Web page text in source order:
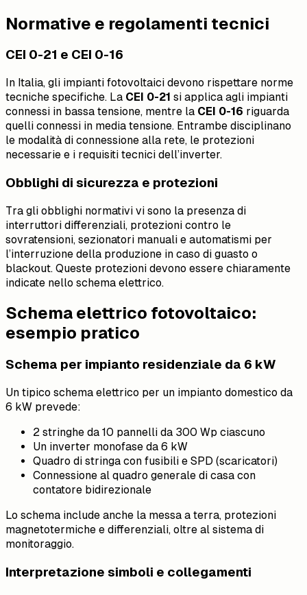
Normative e regolamenti tecnici
CEI 0-21 e CEI 0-16
In Italia, gli impianti fotovoltaici devono rispettare norme
tecniche specifiche. La CEI 0-21 si applica agli impianti
connessi in bassa tensione, mentre la CEI 0-16 riguarda
quelli connessi in media tensione. Entrambe disciplinano
le modalità di connessione alla rete, le protezioni
necessarie e i requisiti tecnici dell’inverter.
Obblighi di sicurezza e protezioni
Tra gli obblighi normativi vi sono la presenza di
interruttori differenziali, protezioni contro le
sovratensioni, sezionatori manuali e automatismi per
l’interruzione della produzione in caso di guasto o
blackout. Queste protezioni devono essere chiaramente
indicate nello schema elettrico.
Schema elettrico fotovoltaico:
esempio pratico
Schema per impianto residenziale da 6 kW
Un tipico schema elettrico per un impianto domestico da
6 kW prevede:
2 stringhe da 10 pannelli da 300 Wp ciascuno
Un inverter monofase da 6 kW
Quadro di stringa con fusibili e SPD (scaricatori)
Connessione al quadro generale di casa con
contatore bidirezionale
Lo schema include anche la messa a terra, protezioni
magnetotermiche e differenziali, oltre al sistema di
monitoraggio.
Interpretazione simboli e collegamenti